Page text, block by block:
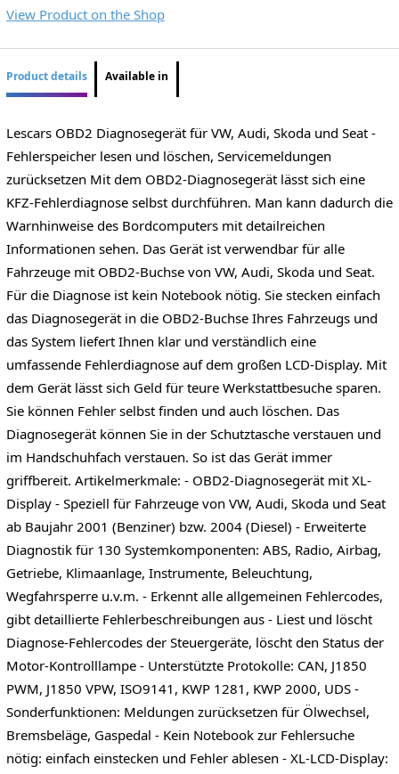
View Product on the Shop
Product details Available in
Lescars OBD2 Diagnosegerät für VW, Audi, Skoda und Seat -
Fehlerspeicher lesen und löschen, Servicemeldungen
zurücksetzen Mit dem OBD2-Diagnosegerät lässt sich eine
KFZ-Fehlerdiagnose selbst durchführen. Man kann dadurch die
Warnhinweise des Bordcomputers mit detailreichen
Informationen sehen. Das Gerät ist verwendbar für alle
Fahrzeuge mit OBD2-Buchse von VW, Audi, Skoda und Seat.
Für die Diagnose ist kein Notebook nötig. Sie stecken einfach
das Diagnosegerät in die OBD2-Buchse Ihres Fahrzeugs und
das System liefert Ihnen klar und verständlich eine
umfassende Fehlerdiagnose auf dem großen LCD-Display. Mit
dem Gerät lässt sich Geld für teure Werkstattbesuche sparen.
Sie können Fehler selbst finden und auch löschen. Das
Diagnosegerät können Sie in der Schutztasche verstauen und
im Handschuhfach verstauen. So ist das Gerät immer
griffbereit. Artikelmerkmale: - OBD2-Diagnosegerät mit XL-
Display - Speziell für Fahrzeuge von VW, Audi, Skoda und Seat
ab Baujahr 2001 (Benziner) bzw. 2004 (Diesel) - Erweiterte
Diagnostik für 130 Systemkomponenten: ABS, Radio, Airbag,
Getriebe, Klimaanlage, Instrumente, Beleuchtung,
Wegfahrsperre u.v.m. - Erkennt alle allgemeinen Fehlercodes,
gibt detaillierte Fehlerbeschreibungen aus - Liest und löscht
Diagnose-Fehlercodes der Steuergeräte, löscht den Status der
Motor-Kontrolllampe - Unterstützte Protokolle: CAN, J1850
PWM, J1850 VPW, ISO9141, KWP 1281, KWP 2000, UDS -
Sonderfunktionen: Meldungen zurücksetzen für Ölwechsel,
Bremsbeläge, Gaspedal - Kein Notebook zur Fehlersuche
nötig: einfach einstecken und Fehler ablesen - XL-LCD-Display: